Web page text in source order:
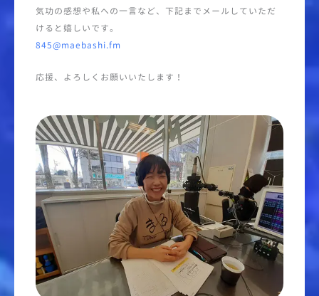
気功の感想や私への一言など、下記までメールしていただ
けると嬉しいです。
845@maebashi.fm
応援、よろしくお願いいたします！